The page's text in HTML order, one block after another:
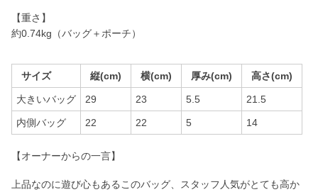
【重さ】
約0.74kg（バッグ＋ポーチ）
サイズ 縦(cm) 横(cm) 厚み(cm) 高さ(cm)
大きいバッグ 29 23 5.5 21.5
内側バッグ 22 22 5 14
【オーナーからの一言】
上品なのに遊び心もあるこのバッグ、スタッフ人気がとても高か